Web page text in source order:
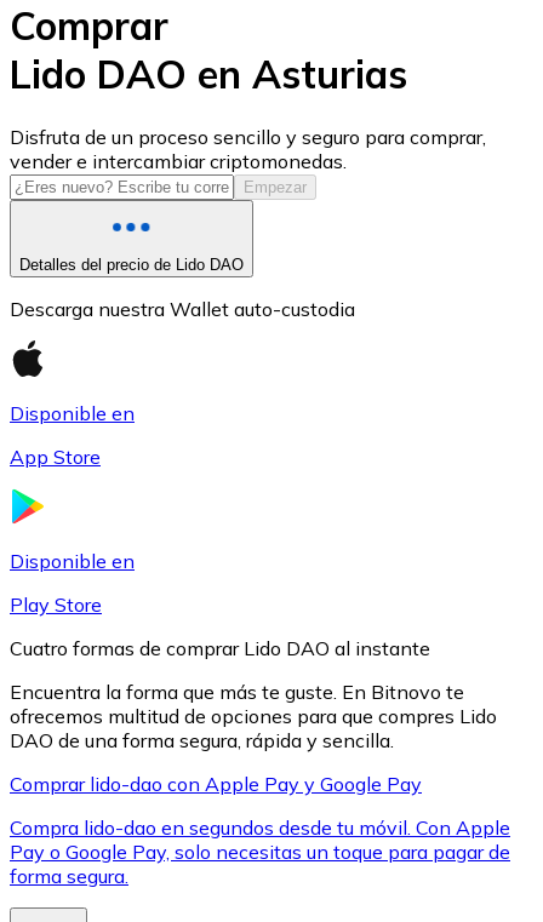
USD Coin
USDC
XRP
XRP
Comprar
Lido DAO en Asturias
Disfruta de un proceso sencillo y seguro para comprar,
vender e intercambiar criptomonedas.
Empezar
Detalles del precio de Lido DAO
Descarga nuestra Wallet auto-custodia
Disponible en
App Store
Disponible en
Play Store
Cuatro formas de comprar Lido DAO al instante
Encuentra la forma que más te guste. En Bitnovo te
ofrecemos multitud de opciones para que compres Lido
DAO de una forma segura, rápida y sencilla.
Comprar lido-dao con Apple Pay y Google Pay
Compra lido-dao en segundos desde tu móvil. Con Apple
Pay o Google Pay, solo necesitas un toque para pagar de
forma segura.